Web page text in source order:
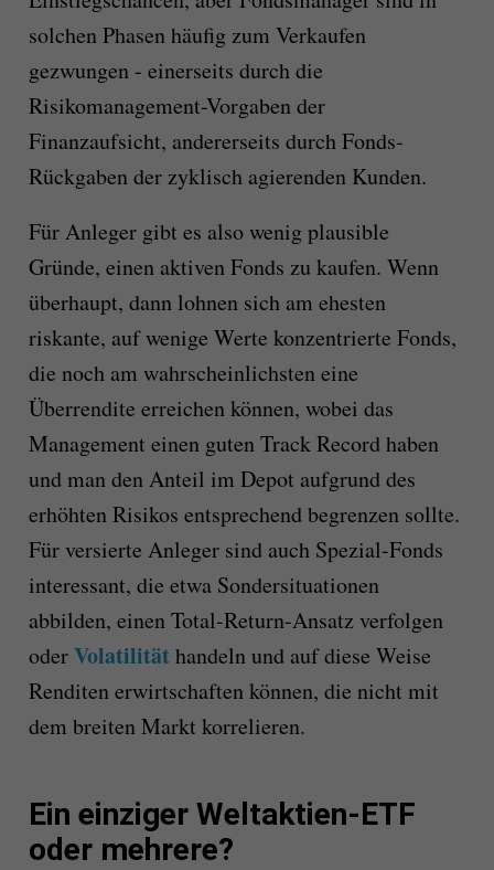
solchen Phasen häufig zum Verkaufen
gezwungen - einerseits durch die
Risikomanagement-Vorgaben der
Finanzaufsicht, andererseits durch Fonds-
Rückgaben der zyklisch agierenden Kunden.
Für Anleger gibt es also wenig plausible
Gründe, einen aktiven Fonds zu kaufen. Wenn
überhaupt, dann lohnen sich am ehesten
riskante, auf wenige Werte konzentrierte Fonds,
die noch am wahrscheinlichsten eine
Überrendite erreichen können, wobei das
Management einen guten Track Record haben
und man den Anteil im Depot aufgrund des
erhöhten Risikos entsprechend begrenzen sollte.
Für versierte Anleger sind auch Spezial-Fonds
interessant, die etwa Sondersituationen
abbilden, einen Total-Return-Ansatz verfolgen
oderVolatilität handeln und auf diese Weise
Renditen erwirtschaften können, die nicht mit
dem breiten Markt korrelieren.
Ein einziger Weltaktien-ETF
oder mehrere?